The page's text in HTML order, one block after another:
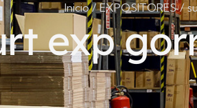
Inicio EXPOSITORES
exp